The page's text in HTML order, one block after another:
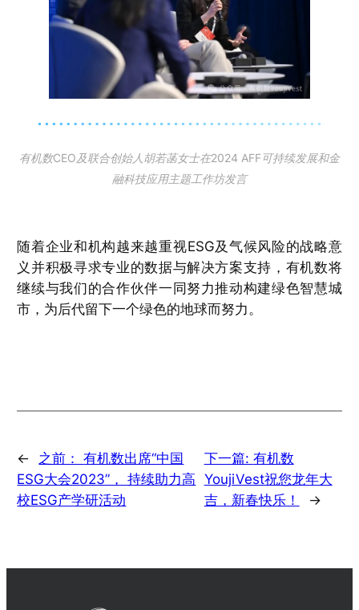
有机数CEO及联合创始人胡若菡女士在2024 AFF可持续发展和金
融科技应用主题工作坊发言
随着企业和机构越来越重视ESG及气候风险的战略意
义并积极寻求专业的数据与解决方案支持，有机数将
继续与我们的合作伙伴一同努力推动构建绿色智慧城
市，为后代留下一个绿色的地球而努力。
← 之前：有机数出席“中国
ESG大会2023”， 持续助力高
校ESG产学研活动
下一篇: 有机数
YoujiVest祝您龙年大
吉，新春快乐！
→